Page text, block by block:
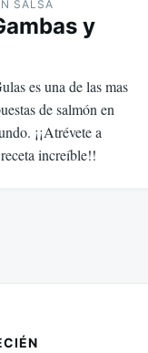
SALSA
y
es una de las mas
de salmón en
¡¡Atrévete a
increíble!!